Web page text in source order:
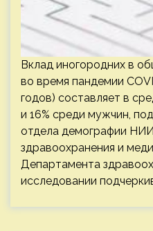
Вклад иногородних в
во время пандемии
годов) составляет в
и 16% среди мужчин,
отдела демографии НИИ
здравоохранения и
Департамента
исследовании